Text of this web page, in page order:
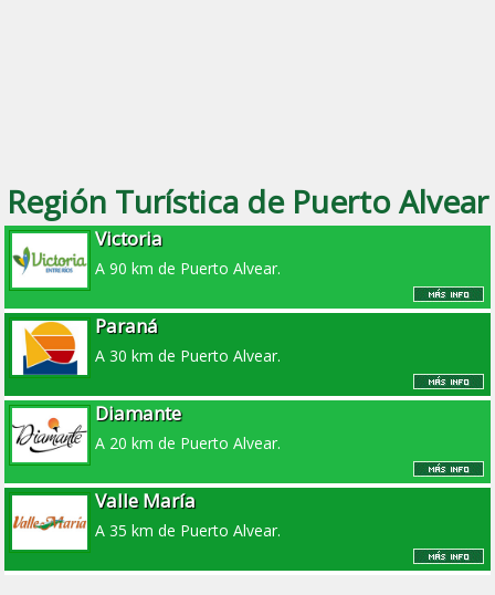
Región Turística de Puerto Alvear
Victoria
A 90 km de Puerto Alvear.
Paraná
A 30 km de Puerto Alvear.
Diamante
A 20 km de Puerto Alvear.
Valle María
A 35 km de Puerto Alvear.